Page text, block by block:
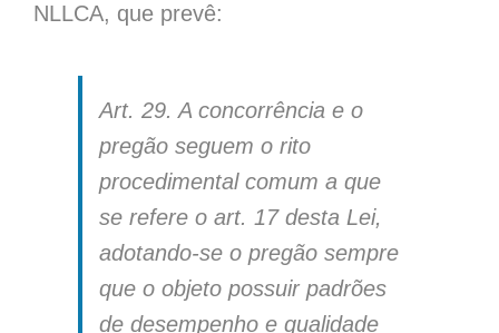
NLLCA, que prevê:
Art. 29. A concorrência e o
pregão seguem o rito
procedimental comum a que
se refere o art. 17 desta Lei,
adotando-se o pregão sempre
que o objeto possuir padrões
de desempenho e qualidade